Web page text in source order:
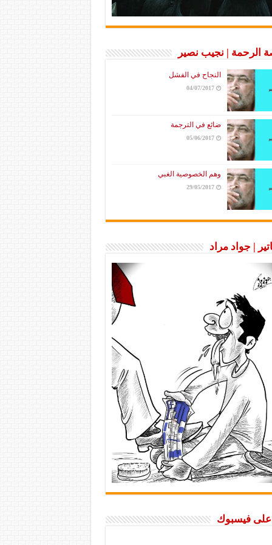
الرحمة | نجيب نصير
النجاح في الفشل
04/07/2017
ضائع في الترجمة
05/06/2017
وهم الخصوصية الغبي
29/05/2017
| جواد مراد
على فيسبوك